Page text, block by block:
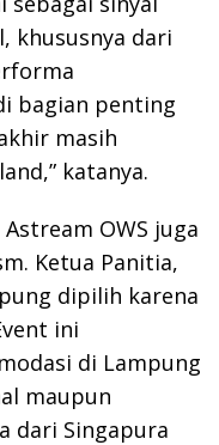
khususnya dari
bagian penting
masih
katanya.
OWS juga
Ketua Panitia,
dipilih karena
ini
di Lampung
maupun
dari Singapura